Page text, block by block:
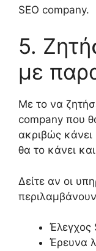
SEO company.
5.
με
Με το να
company που
ακριβώς κάνει
θα το κάνει
Δείτε αν οι
περιλαμβάνουν
Έλεγχος
Έρευνα